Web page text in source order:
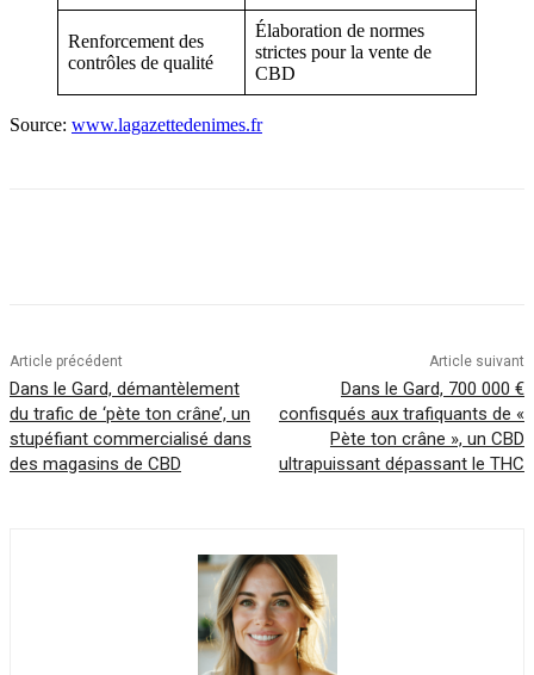
Renforcement des
contrôles de qualité
Élaboration de normes
strictes pour la vente de
CBD
Source: www.lagazettedenimes.fr
Article précédent
Dans le Gard, démantèlement
du trafic de ‘pète ton crâne’, un
stupéfiant commercialisé dans
des magasins de CBD
Article suivant
Dans le Gard, 700 000 €
confisqués aux trafiquants de «
Pète ton crâne », un CBD
ultrapuissant dépassant le THC